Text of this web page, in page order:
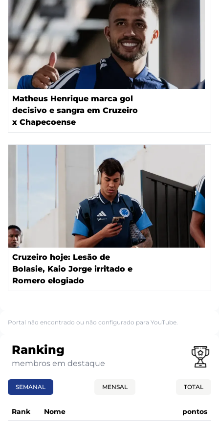
Matheus Henrique marca gol
decisivo e sangra em Cruzeiro
x Chapecoense
Cruzeiro hoje: Lesão de
Bolasie, Kaio Jorge irritado e
Romero elogiado
Portal não encontrado ou não configurado para YouTube.
Ranking
membros em destaque
SEMANAL MENSAL TOTAL
Rank Nome pontos